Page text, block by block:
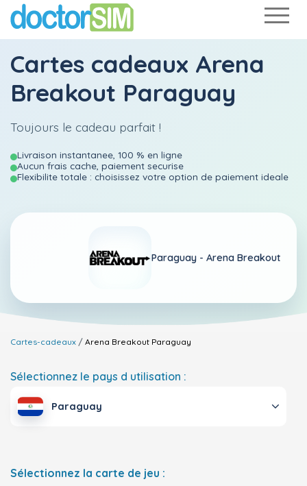
Cartes cadeaux Arena
Breakout Paraguay
Toujours le cadeau parfait !
Livraison instantanee, 100 % en ligne
Aucun frais cache, paiement securise
Flexibilite totale : choisissez votre option de paiement ideale
Paraguay - Arena Breakout
Cartes-cadeaux Arena Breakout Paraguay
Sélectionnez le pays d utilisation :
Paraguay
Sélectionnez la carte de jeu :